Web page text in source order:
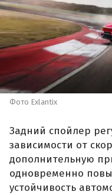
Фото Exlantix
Задний спойлер
зависимости от
дополнительную
одновременно
устойчивость